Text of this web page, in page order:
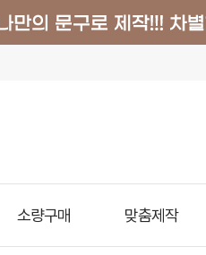
소량구매 맞춤제작